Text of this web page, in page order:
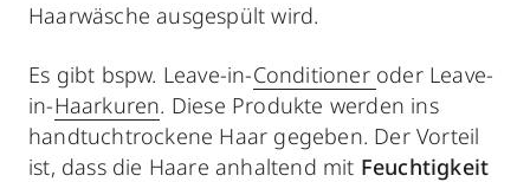
Haarwäsche ausgespült wird.
Es gibt bspw. Leave-in-Conditioner oder Leave-
in-Haarkuren. Diese Produkte werden ins
handtuchtrockene Haar gegeben. Der Vorteil
ist, dass die Haare anhaltend mit Feuchtigkeit